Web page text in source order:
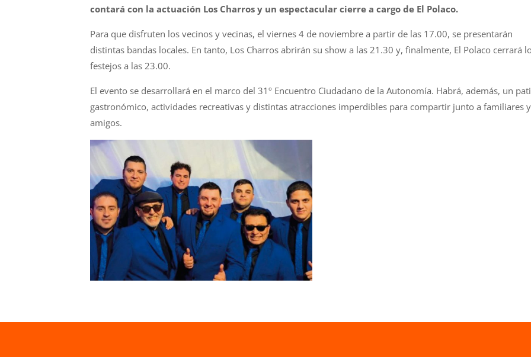
contará con la actuación Los Charros y un espectacular cierre a cargo de El Polaco.
Para que disfruten los vecinos y vecinas, el viernes 4 de noviembre a partir de las 17.00, se presentarán
distintas bandas locales. En tanto, Los Charros abrirán su show a las 21.30 y, finalmente, El Polaco cerrará
festejos a las 23.00.
El evento se desarrollará en el marco del 31º Encuentro Ciudadano de la Autonomía. Habrá, además, un
gastronómico, actividades recreativas y distintas atracciones imperdibles para compartir junto a familiares y
amigos.